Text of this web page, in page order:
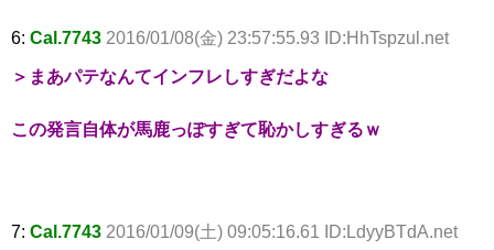
6: Cal.7743 2016/01/08(金) 23:57:55.93 ID:HhTspzul.net
＞まあパテなんてインフレしすぎだよな
この発言自体が馬鹿っぽすぎて恥かしすぎるｗ
7: Cal.7743 2016/01/09(土) 09:05:16.61 ID:LdyyBTdA.net